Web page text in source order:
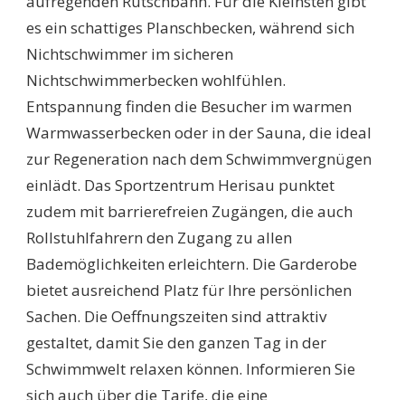
es ein schattiges Planschbecken, während sich
Nichtschwimmer im sicheren
Nichtschwimmerbecken wohlfühlen.
Entspannung finden die Besucher im warmen
Warmwasserbecken oder in der Sauna, die ideal
zur Regeneration nach dem Schwimmvergnügen
einlädt. Das Sportzentrum Herisau punktet
zudem mit barrierefreien Zugängen, die auch
Rollstuhlfahrern den Zugang zu allen
Bademöglichkeiten erleichtern. Die Garderobe
bietet ausreichend Platz für Ihre persönlichen
Sachen. Die Oeffnungszeiten sind attraktiv
gestaltet, damit Sie den ganzen Tag in der
Schwimmwelt relaxen können. Informieren Sie
sich auch über die Tarife, die eine